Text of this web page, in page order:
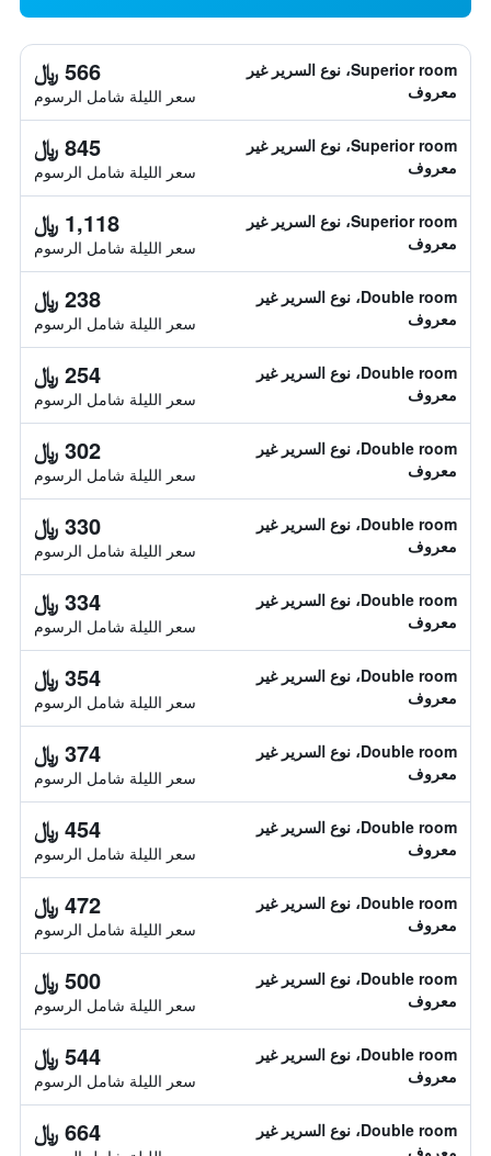
Superior room، نوع السرير غير
معروف
566 ﷼
سعر الليلة شامل الرسوم
Superior room، نوع السرير غير
معروف
845 ﷼
سعر الليلة شامل الرسوم
Superior room، نوع السرير غير
معروف
1,118 ﷼
سعر الليلة شامل الرسوم
Double room، نوع السرير غير
معروف
238 ﷼
سعر الليلة شامل الرسوم
Double room، نوع السرير غير
معروف
254 ﷼
سعر الليلة شامل الرسوم
Double room، نوع السرير غير
معروف
302 ﷼
سعر الليلة شامل الرسوم
Double room، نوع السرير غير
معروف
330 ﷼
سعر الليلة شامل الرسوم
Double room، نوع السرير غير
معروف
334 ﷼
سعر الليلة شامل الرسوم
Double room، نوع السرير غير
معروف
354 ﷼
سعر الليلة شامل الرسوم
Double room، نوع السرير غير
معروف
374 ﷼
سعر الليلة شامل الرسوم
Double room، نوع السرير غير
معروف
454 ﷼
سعر الليلة شامل الرسوم
Double room، نوع السرير غير
معروف
472 ﷼
سعر الليلة شامل الرسوم
Double room، نوع السرير غير
معروف
500 ﷼
سعر الليلة شامل الرسوم
Double room، نوع السرير غير
معروف
544 ﷼
سعر الليلة شامل الرسوم
Double room، نوع السرير غير
معروف
664 ﷼